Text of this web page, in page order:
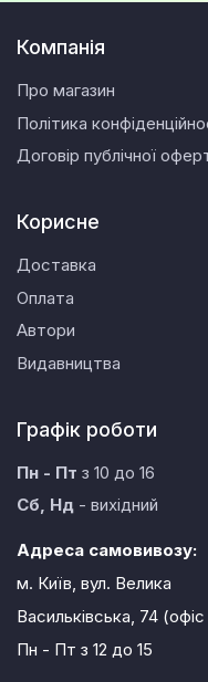
Компанія
Про магазин
Політика
Договір публічної
Корисне
Доставка
Оплата
Автори
Видавництва
Графік роботи
Пн - Пт з 10 до 16
Сб, Нд - вихідний
Адреса самовивозу:
м. Київ, вул. Велика
Васильківська, 74
Пн - Пт з 12 до 15